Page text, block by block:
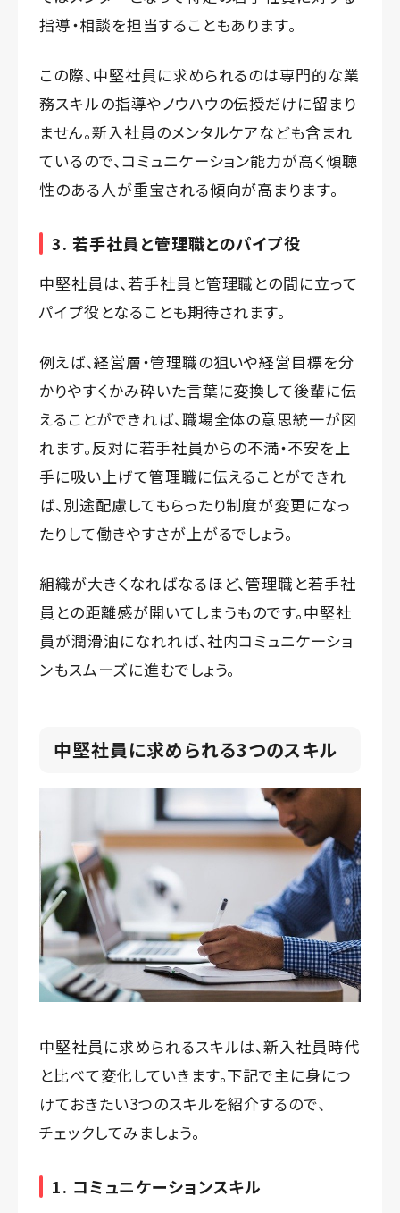
指導・相談を担当することもあります。
この際、中堅社員に求められるのは専門的な業
務スキルの指導やノウハウの伝授だけに留まり
ません。新入社員のメンタルケアなども含まれ
ているので、コミュニケーション能力が高く傾聴
性のある人が重宝される傾向が高まります。
3. 若手社員と管理職とのパイプ役
中堅社員は、若手社員と管理職との間に立って
パイプ役となることも期待されます。
例えば、経営層・管理職の狙いや経営目標を分
かりやすくかみ砕いた言葉に変換して後輩に伝
えることができれば、職場全体の意思統一が図
れます。反対に若手社員からの不満・不安を上
手に吸い上げて管理職に伝えることができれ
ば、別途配慮してもらったり制度が変更になっ
たりして働きやすさが上がるでしょう。
組織が大きくなればなるほど、管理職と若手社
員との距離感が開いてしまうものです。中堅社
員が潤滑油になれれば、社内コミュニケーショ
ンもスムーズに進むでしょう。
中堅社員に求められる3つのスキル
中堅社員に求められるスキルは、新入社員時代
と比べて変化していきます。下記で主に身につ
けておきたい3つのスキルを紹介するので、
チェックしてみましょう。
1. コミュニケーションスキル